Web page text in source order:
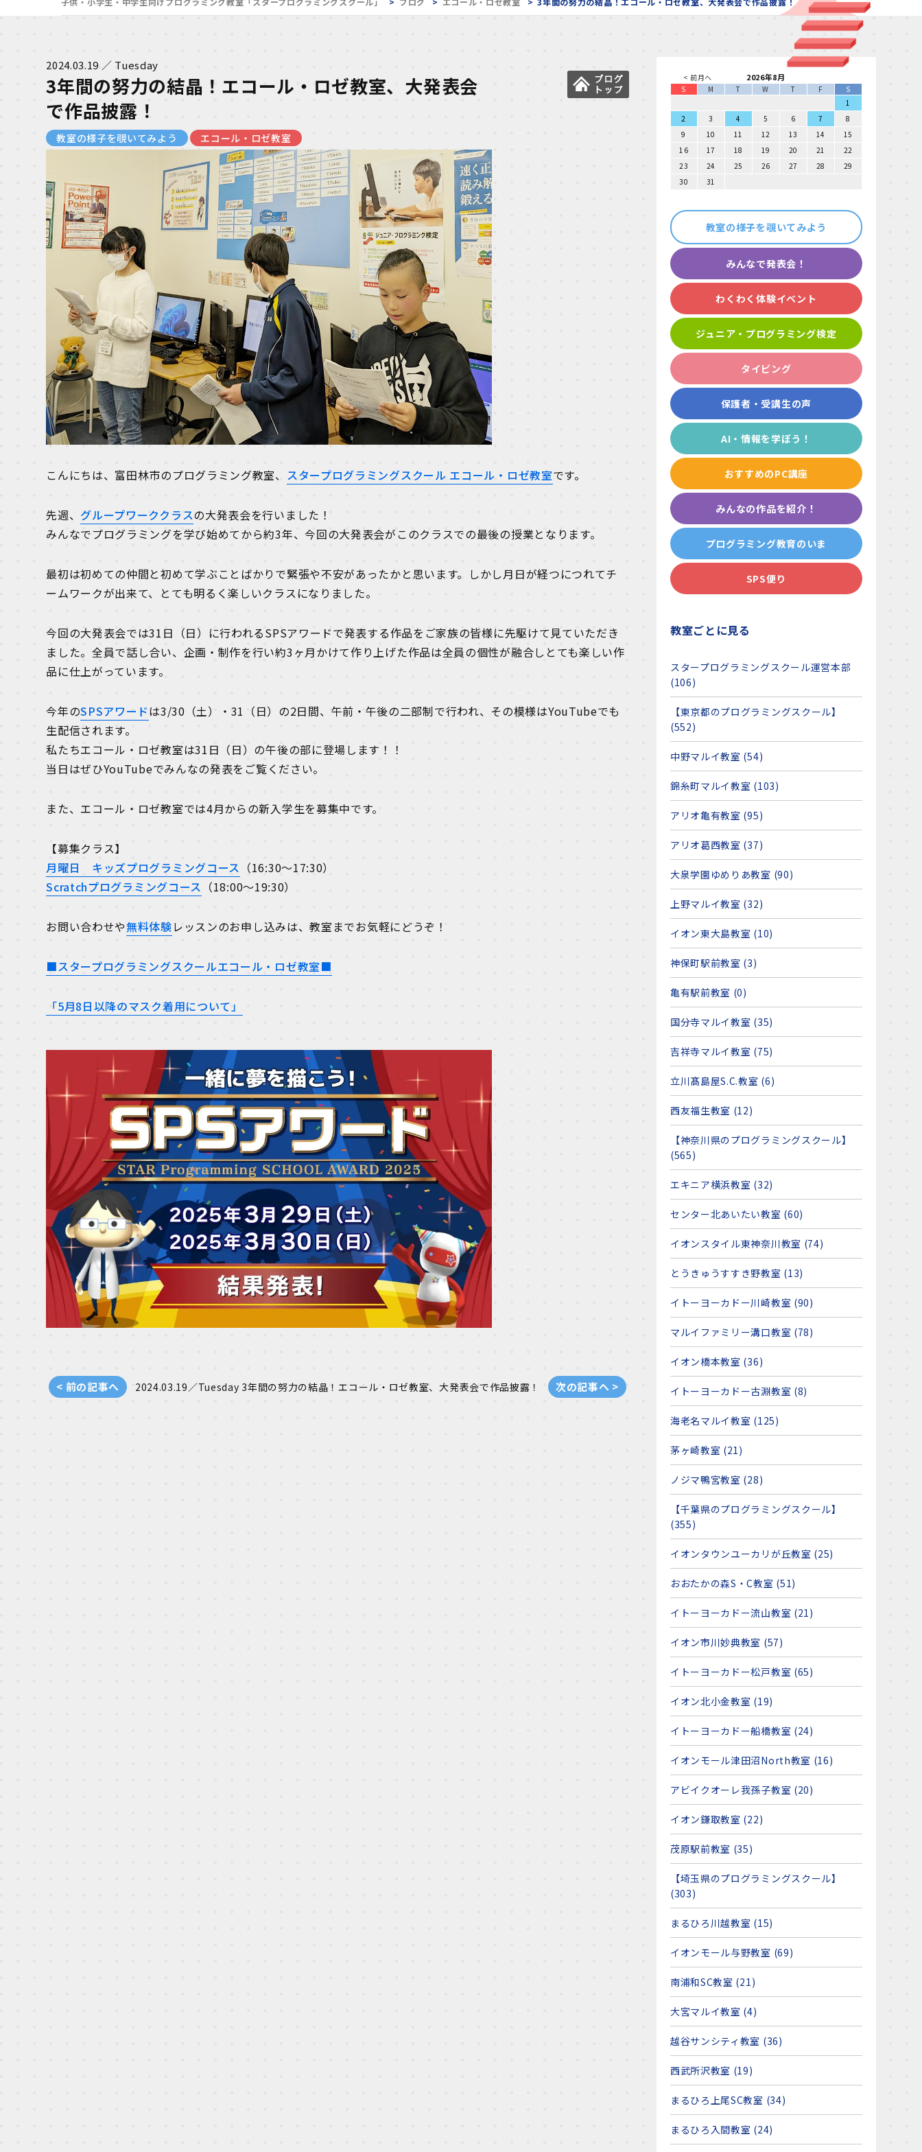
2024.03.19 ／ Tuesday
3年間の努力の結晶！エコール・ロゼ教室、大発表会
で作品披露！
教室の様子を覗いてみよう エコール・ロゼ教室
こんにちは、富田林市のプログラミング教室、 スタープログラミングスクール エコール・ロゼ教室です。
先週、 グループワーククラスの大発表会を行いました！
みんなでプログラミングを学び始めてから約3年、今回の大発表会がこのクラスでの最後の授業となります。
最初は初めての仲間と初めて学ぶことばかりで緊張や不安があったかと思います。しかし月日が経つにつれてチ
ームワークが出来て、とても明るく楽しいクラスになりました。
今回の大発表会では31日（日）に行われるSPSアワードで発表する作品をご家族の皆様に先駆けて見ていただき
ました。全員で話し合い、企画・制作を行い約3ヶ月かけて作り上げた作品は全員の個性が融合しとても楽しい作
品に仕上がっています。
今年のSPSアワードは3/30（土）・31（日）の2日間、午前・午後の二部制で行われ、その模様はYouTubeでも
生配信されます。
私たちエコール・ロゼ教室は31日（日）の午後の部に登場します！！
当日はぜひYouTubeでみんなの発表をご覧ください。
また、エコール・ロゼ教室では4月からの新入学生を募集中です。
【募集クラス】
月曜日 キッズプログラミングコース （16:30～17:30）
Scratchプログラミングコース （18:00～19:30）
お問い合わせや無料体験レッスンのお申し込みは、教室までお気軽にどうぞ！
■スタープログラミングスクールエコール・ロゼ教室■
「5月8日以降のマスク着用について」
< 前の記事へ 次の記事へ >
2024.03.19／Tuesday 3年間の努力の結晶！エコール・ロゼ教室、大発表会で作品披露！
< 前月へ 2026年8月
S M T W T F
S
1
2
3 4 5 6 7
8
9
10 11 12 13 14
15
16
17 18 19 20 21
22
23
24 25 26 27 28
29
30
31
教室の様子を覗いてみよう
みんなで発表会！
わくわく体験イベント
ジュニア・プログラミング検定
タイピング
保護者・受講生の声
AI・情報を学ぼう！
おすすめのPC講座
みんなの作品を紹介！
プログラミング教育のいま
SPS便り
教室ごとに見る
スタープログラミングスクール運営本部
(106)
【東京都のプログラミングスクール】
(552)
中野マルイ教室 (54)
錦糸町マルイ教室 (103)
アリオ亀有教室 (95)
アリオ葛西教室 (37)
大泉学園ゆめりあ教室 (90)
上野マルイ教室 (32)
イオン東大島教室 (10)
神保町駅前教室 (3)
亀有駅前教室 (0)
国分寺マルイ教室 (35)
吉祥寺マルイ教室 (75)
立川髙島屋S.C.教室 (6)
西友福生教室 (12)
【神奈川県のプログラミングスクール】
(565)
エキニア横浜教室 (32)
センター北あいたい教室 (60)
イオンスタイル東神奈川教室 (74)
とうきゅうすすき野教室 (13)
イトーヨーカドー川崎教室 (90)
マルイファミリー溝口教室 (78)
イオン橋本教室 (36)
イトーヨーカドー古淵教室 (8)
海老名マルイ教室 (125)
茅ヶ崎教室 (21)
ノジマ鴨宮教室 (28)
【千葉県のプログラミングスクール】
(355)
イオンタウンユーカリが丘教室 (25)
おおたかの森S・C教室 (51)
イトーヨーカドー流山教室 (21)
イオン市川妙典教室 (57)
イトーヨーカドー松戸教室 (65)
イオン北小金教室 (19)
イトーヨーカドー船橋教室 (24)
イオンモール津田沼North教室 (16)
アビイクオーレ我孫子教室 (20)
イオン鎌取教室 (22)
茂原駅前教室 (35)
【埼玉県のプログラミングスクール】
(303)
まるひろ川越教室 (15)
イオンモール与野教室 (69)
南浦和SC教室 (21)
大宮マルイ教室 (4)
越谷サンシティ教室 (36)
西武所沢教室 (19)
まるひろ上尾SC教室 (34)
まるひろ入間教室 (24)